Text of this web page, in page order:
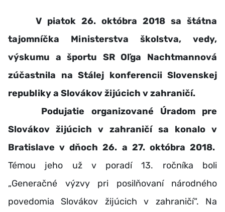
V piatok 26. októbra 2018 sa štátna
tajomníčka Ministerstva školstva, vedy,
výskumu a športu SR Oľga Nachtmannová
zúčastnila na Stálej konferencii Slovenskej
republiky a Slovákov žijúcich v zahraničí.
Podujatie organizované
Úradom pre
Slovákov žijúcich v zahraničí sa konalo v
Bratislave v dňoch 26. a 27. októbra 2018.
Témou jeho už v poradí 13. ročníka boli
„Generačné výzvy pri posilňovaní národného
povedomia Slovákov žijúcich v zahraničí“. Na